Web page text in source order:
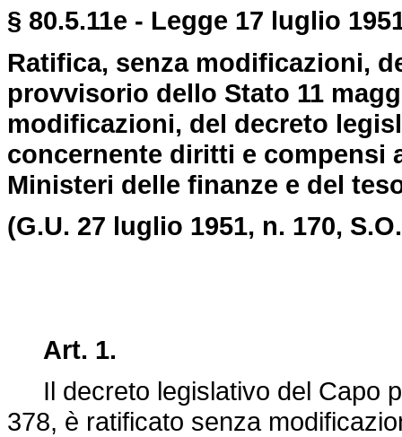
§ 80.5.11e - Legge 17 luglio
Ratifica, senza modificazioni,
provvisorio dello Stato 11
modificazioni, del decreto
concernente diritti e compensi
Ministeri delle finanze e del
(G.U. 27 luglio 1951, n. 170,
Art. 1.
Il decreto legislativo del Capo
378, è ratificato senza